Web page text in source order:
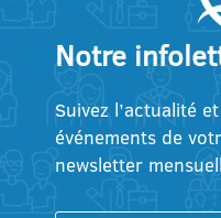
Notre
Suivez l’actualité
événements de
newsletter